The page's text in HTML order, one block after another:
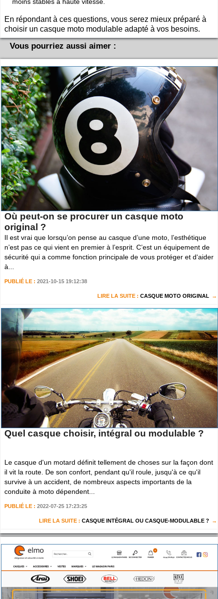
En répondant à ces questions, vous serez mieux préparé à
choisir un casque moto modulable adapté à vos besoins.
Vous pourriez aussi aimer :
Où peut-on se procurer un casque moto
original ?
Il est vrai que lorsqu’on pense au casque d’une moto, l’esthétique
n’est pas ce qui vient en premier à l’esprit. C’est un équipement de
sécurité qui a comme fonction principale de vous protéger et d‘aider
à...
PUBLIÉ LE : 2021-10-15 19:12:38
LIRE LA SUITE : CASQUE MOTO ORIGINAL
Quel casque choisir, intégral ou modulable ?
Le casque d'un motard définit tellement de choses sur la façon dont
il vit la route. De son confort, pendant qu'il roule, jusqu'à ce qu'il
survive à un accident, de nombreux aspects importants de la
conduite à moto dépendent...
PUBLIÉ LE : 2022-07-25 17:23:25
LIRE LA SUITE : CASQUE INTÉGRAL OU CASQUE-MODULABLE ?